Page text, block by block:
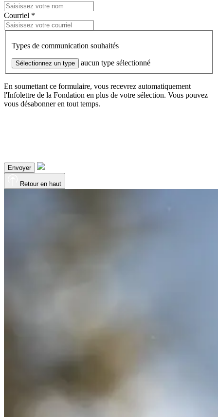
Courriel *
Types de communication souhaités
Sélectionnez un type aucun type sélectionné
En soumettant ce formulaire, vous recevrez automatiquement
l'Infolettre de la Fondation en plus de votre sélection. Vous pouvez
vous désabonner en tout temps.
Envoyer
Retour en haut